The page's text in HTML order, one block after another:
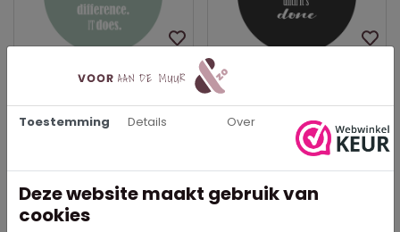
Act as if what you do
makes a difference. It
It always seems
impossible until it's done -
Muurcirkel
In meerdere opties leverbaar
Toestemming Details Over
Deze website maakt gebruik van
cookies